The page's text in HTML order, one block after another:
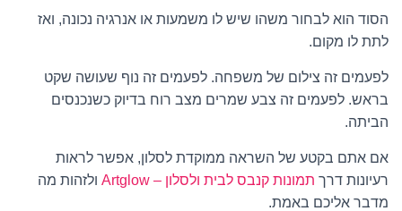
הסוד הוא לבחור משהו שיש לו משמעות או אנרגיה נכונה, ואז
לתת לו מקום.
לפעמים זה צילום של משפחה. לפעמים זה נוף שעושה שקט
בראש. לפעמים זה צבע שמרים מצב רוח בדיוק כשנכנסים
הביתה.
אם אתם בקטע של השראה ממוקדת לסלון, אפשר לראות
רעיונות דרך תמונות קנבס לבית ולסלון – Artglow
ולזהות מה
מדבר אליכם באמת.